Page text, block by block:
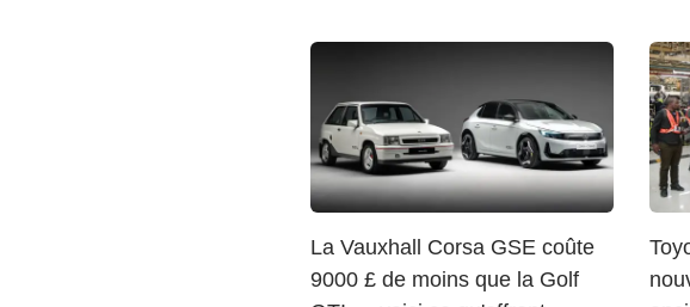
La Vauxhall Corsa GSE coûte
9000 £ de moins que la Golf